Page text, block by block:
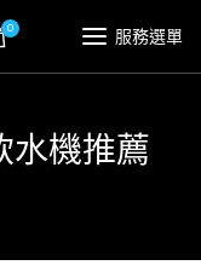
0 服務選單
水機推薦